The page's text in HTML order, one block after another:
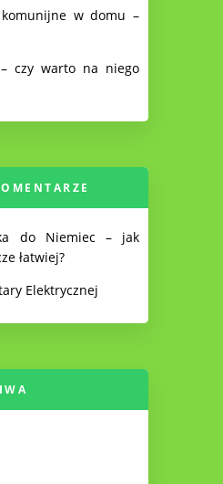
komunijne w domu –
czy warto na niego
do Niemiec – jak
łatwiej?
Elektrycznej